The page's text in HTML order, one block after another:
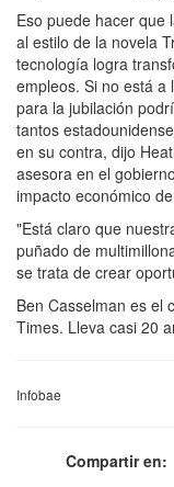
Eso puede hacer que
al estilo de la novela
tecnología logra
empleos. Si no está a
para la jubilación
tantos
en su contra, dijo
asesora en el
impacto económico
"Está claro que
puñado de
se trata de crear
Ben Casselman es el
Times. Lleva casi 20
Infobae
Compartir en: